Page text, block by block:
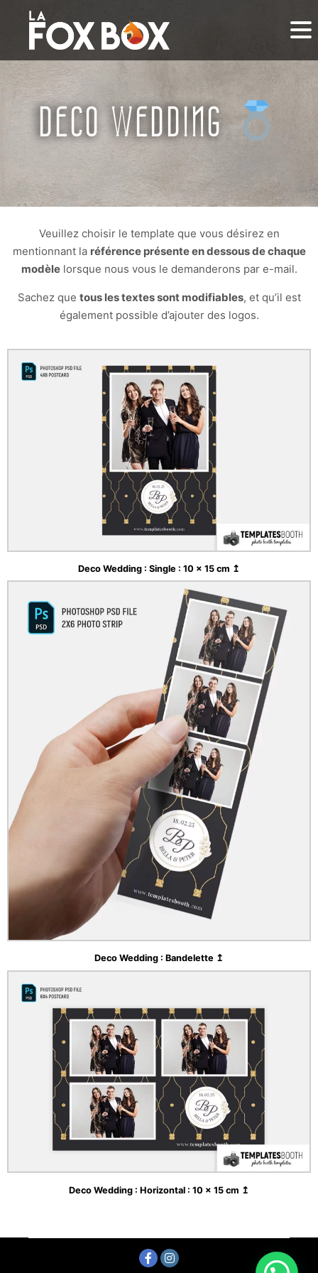
DECO WEDDING
Veuillez choisir le template que vous désirez en
mentionnant la référence présente en dessous de chaque
modèlelorsque nous vous le demanderons par e-mail.
Sachez que tous les textes sont modifiables, et qu’il est
également possible d’ajouter des logos.
Deco Wedding : Single : 10 x 15 cm ↥
Deco Wedding : Bandelette ↥
Deco Wedding : Horizontal : 10 x 15 cm ↥